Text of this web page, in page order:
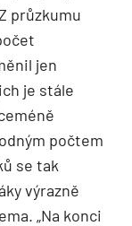
průzkumu
jen
je stále
počtem
se tak
výrazně
„Na konci